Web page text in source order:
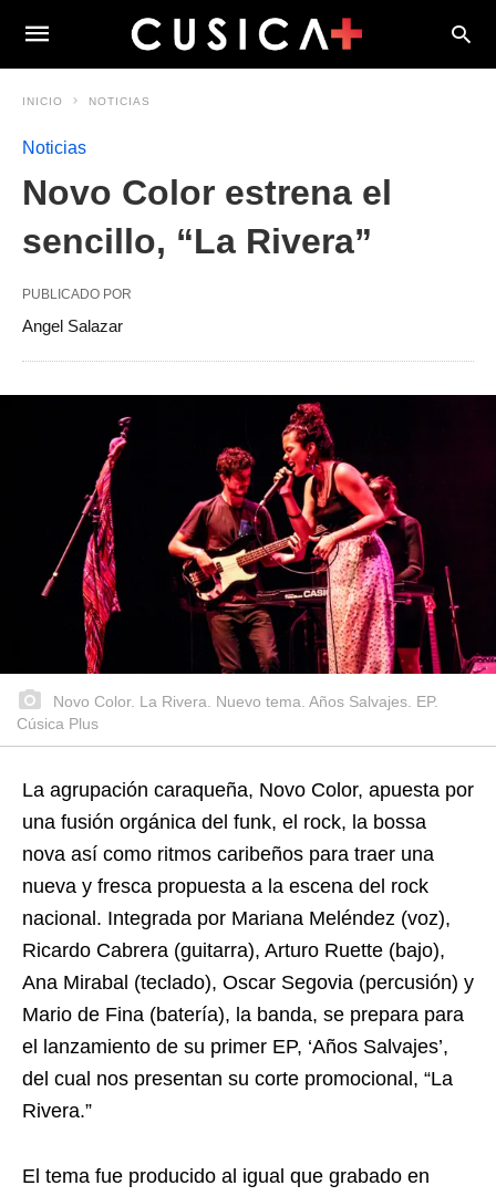
INICIO NOTICIAS
Noticias
Novo Color estrena el
sencillo, “La Rivera”
PUBLICADO POR
Angel Salazar
Novo Color. La Rivera. Nuevo tema. Años Salvajes. EP.
Cúsica Plus
La agrupación caraqueña, Novo Color, apuesta por
una fusión orgánica del funk, el rock, la bossa
nova así como ritmos caribeños para traer una
nueva y fresca propuesta a la escena del rock
nacional. Integrada por Mariana Meléndez (voz),
Ricardo Cabrera (guitarra), Arturo Ruette (bajo),
Ana Mirabal (teclado), Oscar Segovia (percusión) y
Mario de Fina (batería), la banda, se prepara para
el lanzamiento de su primer EP, ‘Años Salvajes’,
del cual nos presentan su corte promocional, “La
Rivera.”
El tema fue producido al igual que grabado en